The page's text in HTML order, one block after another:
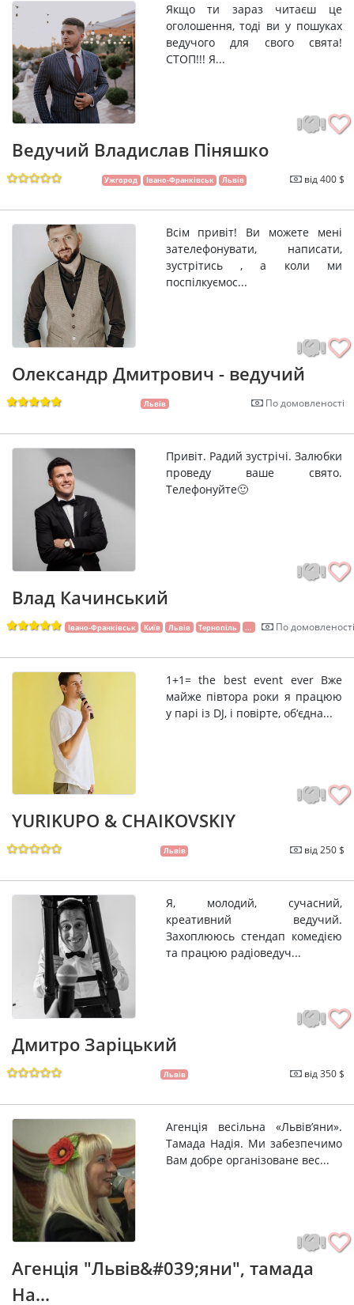
Якщо ти зараз читаєш це
оголошення, тоді ви у пошуках
ведучого для свого свята!
СТОП!!! Я...
Ведучий Владислав Піняшко
Ужгород Івано-Франківськ Львів від 400 $
Всім привіт! Ви можете мені
зателефонувати, написати,
зустрітись , а коли ми
поспілкуємос...
Олександр Дмитрович - ведучий
Львів По домовленості
Привіт. Радий зустрічі. Залюбки
проведу ваше свято.
Телефонуйте🙂
Влад Качинський
Івано-Франківськ Київ Львів Тернопіль ... По домовленості
1+1= the best event ever Вже
майже півтора роки я працюю
у парі із DJ, і повірте, об‘єдна...
YURIKUPO & CHAIKOVSKIY
Львів від 250 $
Я, молодий, сучасний,
креативний ведучий.
Захоплююсь стендап комедією
та працюю радіоведуч...
Дмитро Заріцький
Львів від 350 $
Агенція весільна «Львів’яни».
Тамада Надія. Ми забезпечимо
Вам добре організоване вес...
Агенція "Львів&#039;яни", тамада
На...